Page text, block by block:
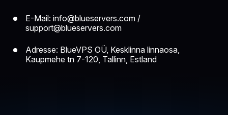
E-Mail: info@blueservers.com /
support@blueservers.com
Adresse: BlueVPS OÜ, Kesklinna linnaosa,
Kaupmehe tn 7-120, Tallinn, Estland